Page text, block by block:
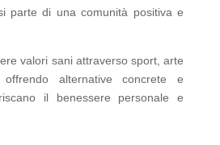
parte di una comunità positiva e
valori sani attraverso sport, arte
alternative concrete e
il benessere personale e